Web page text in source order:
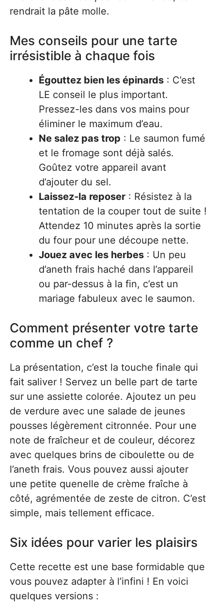
rendrait la pâte molle.
Mes conseils pour une tarte
irrésistible à chaque fois
Égouttez bien les épinards : C’est
LE conseil le plus important.
Pressez-les dans vos mains pour
éliminer le maximum d’eau.
Ne salez pas trop : Le saumon fumé
et le fromage sont déjà salés.
Goûtez votre appareil avant
d’ajouter du sel.
Laissez-la reposer : Résistez à la
tentation de la couper tout de suite !
Attendez 10 minutes après la sortie
du four pour une découpe nette.
Jouez avec les herbes : Un peu
d’aneth frais haché dans l’appareil
ou par-dessus à la fin, c’est un
mariage fabuleux avec le saumon.
Comment présenter votre tarte
comme un chef ?
La présentation, c’est la touche finale qui
fait saliver ! Servez un belle part de tarte
sur une assiette colorée. Ajoutez un peu
de verdure avec une salade de jeunes
pousses légèrement citronnée. Pour une
note de fraîcheur et de couleur, décorez
avec quelques brins de ciboulette ou de
l’aneth frais. Vous pouvez aussi ajouter
une petite quenelle de crème fraîche à
côté, agrémentée de zeste de citron. C’est
simple, mais tellement efficace.
Six idées pour varier les plaisirs
Cette recette est une base formidable que
vous pouvez adapter à l’infini ! En voici
quelques versions :